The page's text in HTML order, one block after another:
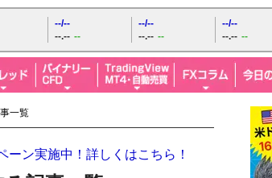
--/--
--.-- --
--/--
--.-- --
--/--
--.-- --
一覧
ーン実施中！詳しくはこちら！